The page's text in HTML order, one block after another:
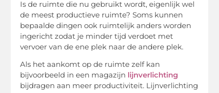
Is de ruimte die nu gebruikt wordt, eigenlijk wel
de meest productieve ruimte? Soms kunnen
bepaalde dingen ook ruimtelijk anders worden
ingericht zodat je minder tijd verdoet met
vervoer van de ene plek naar de andere plek.
Als het aankomt op de ruimte zelf kan
bijvoorbeeld in een magazijn lijnverlichting
bijdragen aan meer productiviteit. Lijnverlichting